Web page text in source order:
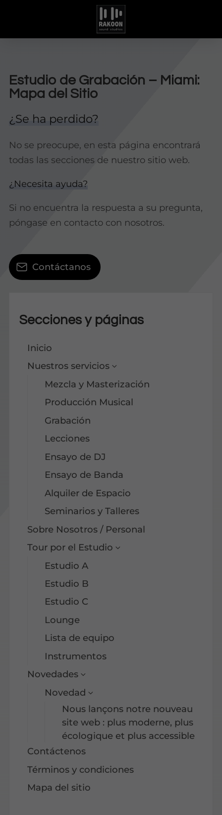
Estudio de Grabación – Miami:
Mapa del Sitio
¿Se ha perdido?
No se preocupe, en esta página encontrará
todas las secciones de nuestro sitio web.
¿Necesita ayuda?
Si no encuentra la respuesta a su pregunta,
póngase en contacto con nosotros.
Contáctanos
Secciones y páginas
Inicio
Nuestros servicios
Mezcla y Masterización
Producción Musical
Grabación
Lecciones
Ensayo de DJ
Ensayo de Banda
Alquiler de Espacio
Seminarios y Talleres
Sobre Nosotros / Personal
Tour por el Estudio
Estudio A
Estudio B
Estudio C
Lounge
Lista de equipo
Instrumentos
Novedades
Novedad
Nous lançons notre nouveau
site web : plus moderne, plus
écologique et plus accessible
Contáctenos
Términos y condiciones
Mapa del sitio